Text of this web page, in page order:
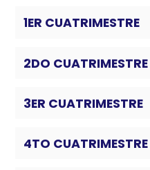
1ER CUATRIMESTRE
2DO CUATRIMESTRE
3ER CUATRIMESTRE
4TO CUATRIMESTRE